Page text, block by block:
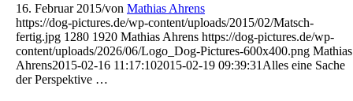
16. Februar 2015/von Mathias Ahrens
https://dog-pictures.de/wp-content/uploads/2015/02/Matsch-
fertig.jpg 1280 1920 Mathias Ahrens https://dog-pictures.de/wp-
content/uploads/2026/06/Logo_Dog-Pictures-600x400.png Mathias
Ahrens2015-02-16 11:17:102015-02-19 09:39:31 Alles eine Sache
der Perspektive …